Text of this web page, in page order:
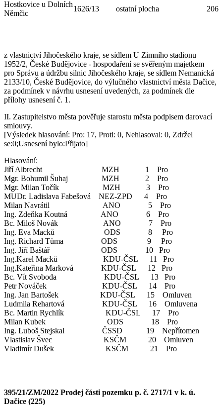
Hostkovice u Dolních
Němčic
1626/13 ostatní plocha 206
z vlastnictví Jihočeského kraje, se sídlem U Zimního stadionu
1952/2, České Budějovice - hospodaření se svěřeným majetkem
pro Správu a údržbu silnic Jihočeského kraje, se sídlem Nemanická
2133/10, České Budějovice, do výlučného vlastnictví města Dačice,
za podmínek v návrhu usnesení uvedených, za podmínek dle
přílohy usnesení č. 1.
II. Zastupitelstvo města pověřuje starostu města podpisem darovací
smlouvy.
[Výsledek hlasování: Pro: 17, Proti: 0, Nehlasoval: 0, Zdržel
se:0;Usnesení bylo:Přijato]
Hlasování:
Jiří Albrecht MZH 1 Pro
Mgr. Bohumil Šuhaj MZH 2 Pro
Mgr. Milan Točík MZH 3 Pro
MUDr. Ladislava Fabešová NEZ-ZPD 4 Pro
Milan Navrátil ANO 5 Pro
Ing. Zdeňka Koutná ANO 6 Pro
Bc. Miloš Novák ANO 7 Pro
Ing. Eva Macků ODS 8 Pro
Ing. Richard Tůma ODS 9 Pro
Ing. Jiří Baštář ODS 10 Pro
Ing.Karel Macků KDU-ČSL 11 Pro
Ing.Kateřina Marková KDU-ČSL 12 Pro
Bc. Vít Svoboda KDU-ČSL 13 Pro
Petr Nováček KDU-ČSL 14 Pro
Ing. Jan Bartošek KDU-ČSL 15 Omluven
Ludmila Rehartová KDU-ČSL 16 Omluvena
Bc. Martin Rychlík KDU-ČSL 17 Pro
Milan Kubek ODS 18 Pro
Ing. Luboš Stejskal ČSSD 19 Nepřítomen
Vlastislav Švec KSČM 20 Omluven
Vladimír Dušek KSČM 21 Pro
395/21/ZM/2022 Prodej části pozemku p. č. 2717/1 v k. ú.
Dačice (225)